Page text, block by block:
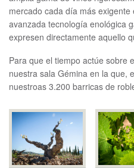
mercado cada día más
avanzada tecnología enológica
expresen directamente aquello
Para que el tiempo actúe sobre
nuestra sala Gémina en la que,
nuestroas 3.200 barricas de